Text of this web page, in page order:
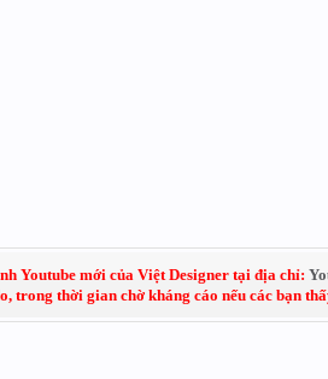
Youtube mới của Việt Designer tại địa chỉ:
trong thời gian chờ kháng cáo nếu các bạn